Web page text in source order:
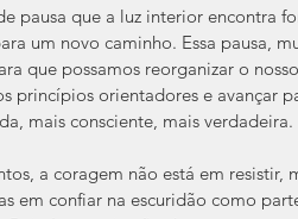
pausa que a luz interior encontra
um novo caminho. Essa pausa,
que possamos reorganizar o
princípios orientadores e avançar
mais consciente, mais verdadeira.
a coragem não está em resistir,
em confiar na escuridão como